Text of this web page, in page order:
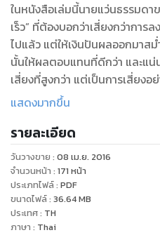
ในหนังสือเล่มนี้นายแว่นธรรมดา
เร็ว” ที่ต้องบอกว่าเสี่ยงกว่ากา
ไปแล้ว แต่ให้เงินปันผลออกมาส
นั้นให้ผลตอบแทนที่ดีกว่า และแ
เสี่ยงที่สูงกว่า แต่เป็นการเสี่ยง
เราประสบความสำเร็จได้จริง! แต่
ประสบการณ์จริงในการลงทุนผ่านหุ้
ความสำเร็จได้อย่างไร? อ่านจ
แสดงมากขึ้น
รายละเอียด
วันวางขาย : 08 เม.ย. 2016
จำนวนหน้า : 171 หน้า
ประเภทไฟล์: PDF
ขนาดไฟล์: 36.64MB
ประเทศ: TH
ภาษา : Thai